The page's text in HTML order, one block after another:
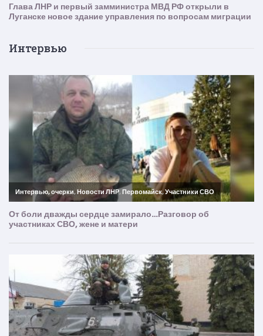
Интервью